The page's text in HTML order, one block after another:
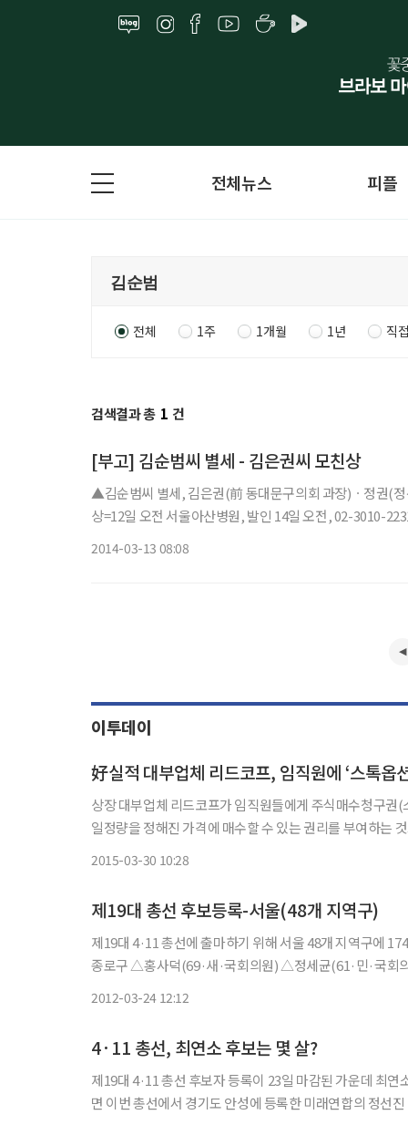
전체뉴스 피플
전체 1주 1개월 1년 직
검색결과 총 1 건
[부고] 김순범씨 별세 - 김은권씨 모친상
▲김순범씨 별세, 김은권(前 동대문구의회 과장)ㆍ정권(
상=12일 오전 서울아산병원, 발인 14일 오전, 02-3010-
2014-03-13 08:08
이투데이
好실적 대부업체 리드코프, 임직원에 ‘스톡옵
상장 대부업체 리드코프가 임직원들에게 주식매수청구권
일정량을 정해진 가격에 매수할 수 있는 권리를 부여하는 것
2015-03-30 10:28
제19대 총선 후보등록-서울(48개 지역구)
제19대 4·11 총선에 출마하기 위해 서울 48개 지역구에
종로구 △홍사덕(69·새·국회의원) △정세균(61·민·국회의원) △김성은(46·선·사단법인 21세기문화예술협회 대표이사) △김준
2012-03-24 12:12
4·11 총선, 최연소 후보는 몇 살?
제19대 4·11 총선 후보자 등록이 23일 마감된 가운데 최연소 후보자는 25세인
면 이번 총선에서 경기도 안성에 등록한 미래연합의 정선